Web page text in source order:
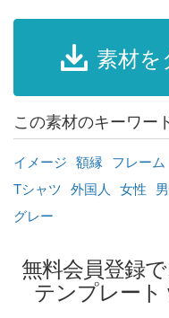
素材
この素材のキーワー
イメージ 額縁 フレーム
Tシャツ 外国人 女性
グレー
無料会員登録
テンプレート